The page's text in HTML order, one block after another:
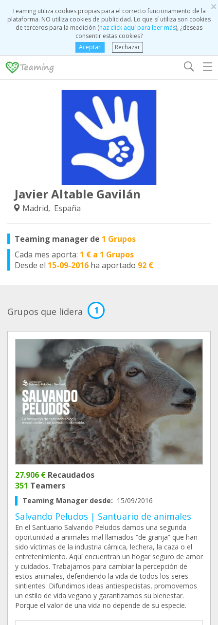
×
Teaming utiliza cookies propias para el correcto funcionamiento de la
plataforma. NO utiliza cookies de publicidad. Lo que sí utiliza son cookies
de terceros para la medición (haz click aquí para leer más), ¿deseas
consentir estas cookies?
Aceptar
Rechazar
☰
Javier Altable Gavilán
Madrid, España
Teaming manager de 1 Grupos
Cada mes aporta: 1 € a 1 Grupos
Desde el 15-09-2016 ha aportado 92 €
Grupos que lidera 1
27.906 € Recaudados
351 Teamers
Teaming Manager desde: 15/09/2016
Salvando Peludos | Santuario de animales
En el Santuario Salvando Peludos damos una segunda
oportunidad a animales mal llamados “de granja” que han
sido víctimas de la industria cárnica, lechera, la caza o el
entretenimiento. Aquí encuentran un hogar seguro de amor
y cuidados. Trabajamos para cambiar la percepción de
estos animales, defendiendo la vida de todos los seres
sintientes. Difundimos ideas antiespecistas, promovemos
un estilo de vida vegano y garantizamos su bienestar.
Porque el valor de una vida no depende de su especie.